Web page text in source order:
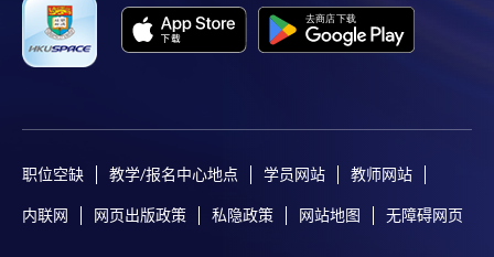
职位空缺 教学/报名中心地点 学员网站 教师网站
内联网 网页出版政策 私隐政策 网站地图 无障碍网页